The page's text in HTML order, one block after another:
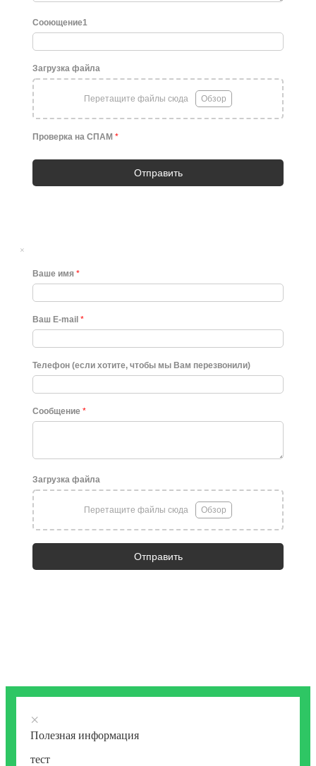
Сооющение1
Загрузка файла
Перетащите файлы сюда Обзор
Проверка на СПАМ *
Отправить
×
Ваше имя *
Ваш E-mail *
Телефон (если хотите, чтобы мы Вам перезвонили)
Сообщение *
Загрузка файла
Перетащите файлы сюда Обзор
Отправить
×
Полезная информация
тест